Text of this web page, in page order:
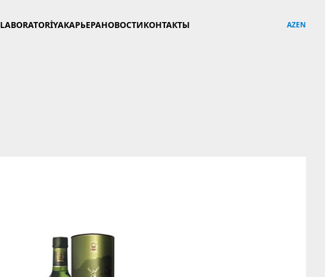
LABORATORİYAКАРЬЕРАНОВОСТИКОНТАКТЫ AZEN